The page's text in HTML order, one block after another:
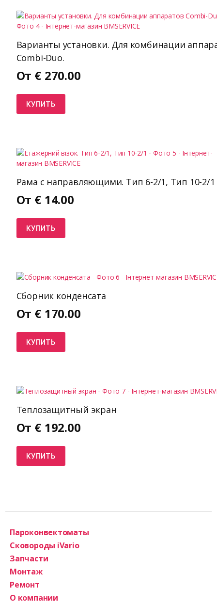
Варианты установки. Для комбинации
Combi-Duo.
От € 270.00
КУПИТЬ
Рама с направляющими. Тип 6-2/1, Тип 10-2/1
От € 14.00
КУПИТЬ
Сборник конденсата
От € 170.00
КУПИТЬ
Теплозащитный экран
От € 192.00
КУПИТЬ
Пароконвектоматы
Сковороды iVario
Запчасти
Монтаж
Ремонт
О компании